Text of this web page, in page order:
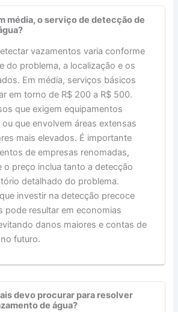
média, o serviço de detecção de
vazamentos varia conforme
do problema, a localização e os
Em média, serviços básicos
em torno de R$ 200 a R$ 500.
que exigem equipamentos
que envolvem áreas extensas
mais elevados. É importante
de empresas renomadas,
o preço inclua tanto a detecção
detalhado do problema.
investir na detecção precoce
pode resultar em economias
danos maiores e contas de
futuro.
devo procurar para resolver
de água?